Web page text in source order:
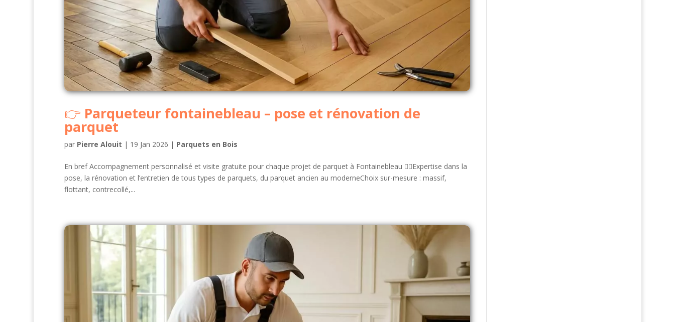
Parqueteur fontainebleau – pose et rénovation de
parquet
par Pierre Alouit | 19 Jan 2026 | Parquets en Bois
En bref Accompagnement personnalisé et visite gratuite pour chaque projet de parquet à Fontainebleau 👷‍♂️Expertise dans la
pose, la rénovation et l’entretien de tous types de parquets, du parquet ancien au moderneChoix sur-mesure : massif,
flottant, contrecollé,...